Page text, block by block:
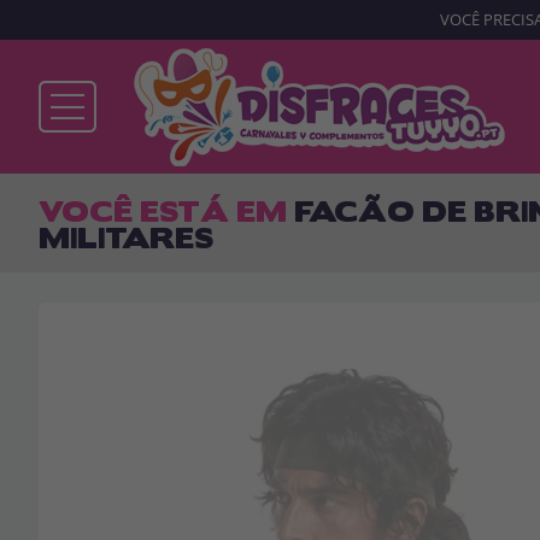
Já sou cliente
VOCÊ
VOCÊ ESTÁ EM FACÃO DE
MILITARES